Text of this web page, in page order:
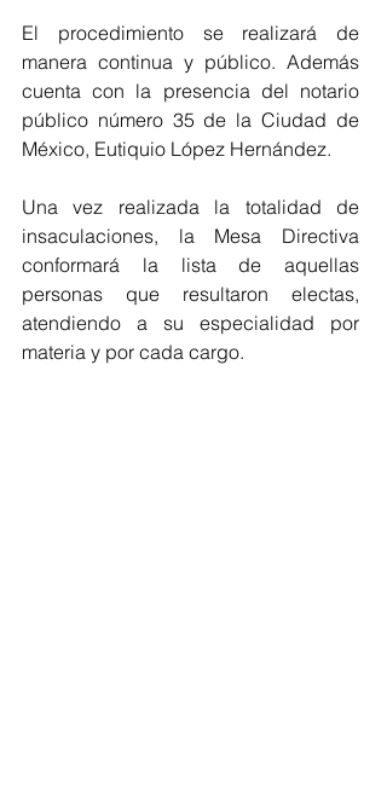
El procedimiento se realizará de
manera continua y público. Además
cuenta con la presencia del notario
público número 35 de la Ciudad de
México, Eutiquio López Hernández.
Una vez realizada la totalidad de
insaculaciones, la Mesa Directiva
conformará la lista de aquellas
personas que resultaron electas,
atendiendo a su especialidad por
materia y por cada cargo.